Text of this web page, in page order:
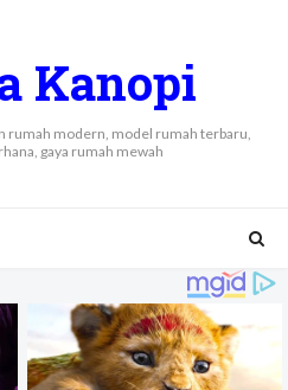
Kanopi
rumah modern, model rumah terbaru,
gaya rumah mewah